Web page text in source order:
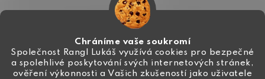
Chráníme vaše soukromí
Společnost Rangl Lukáš využívá cookies pro bezpečné
a spolehlivé poskytování svých internetových stránek,
ověření výkonnosti a Vašich zkušeností jako uživatele
+420 774 444 191